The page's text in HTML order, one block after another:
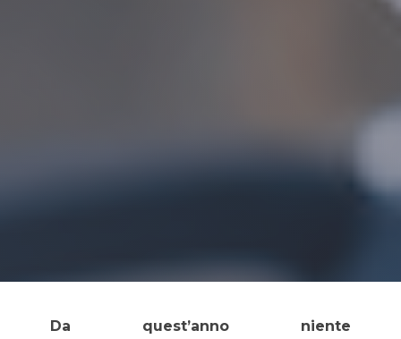
Da quest’anno niente